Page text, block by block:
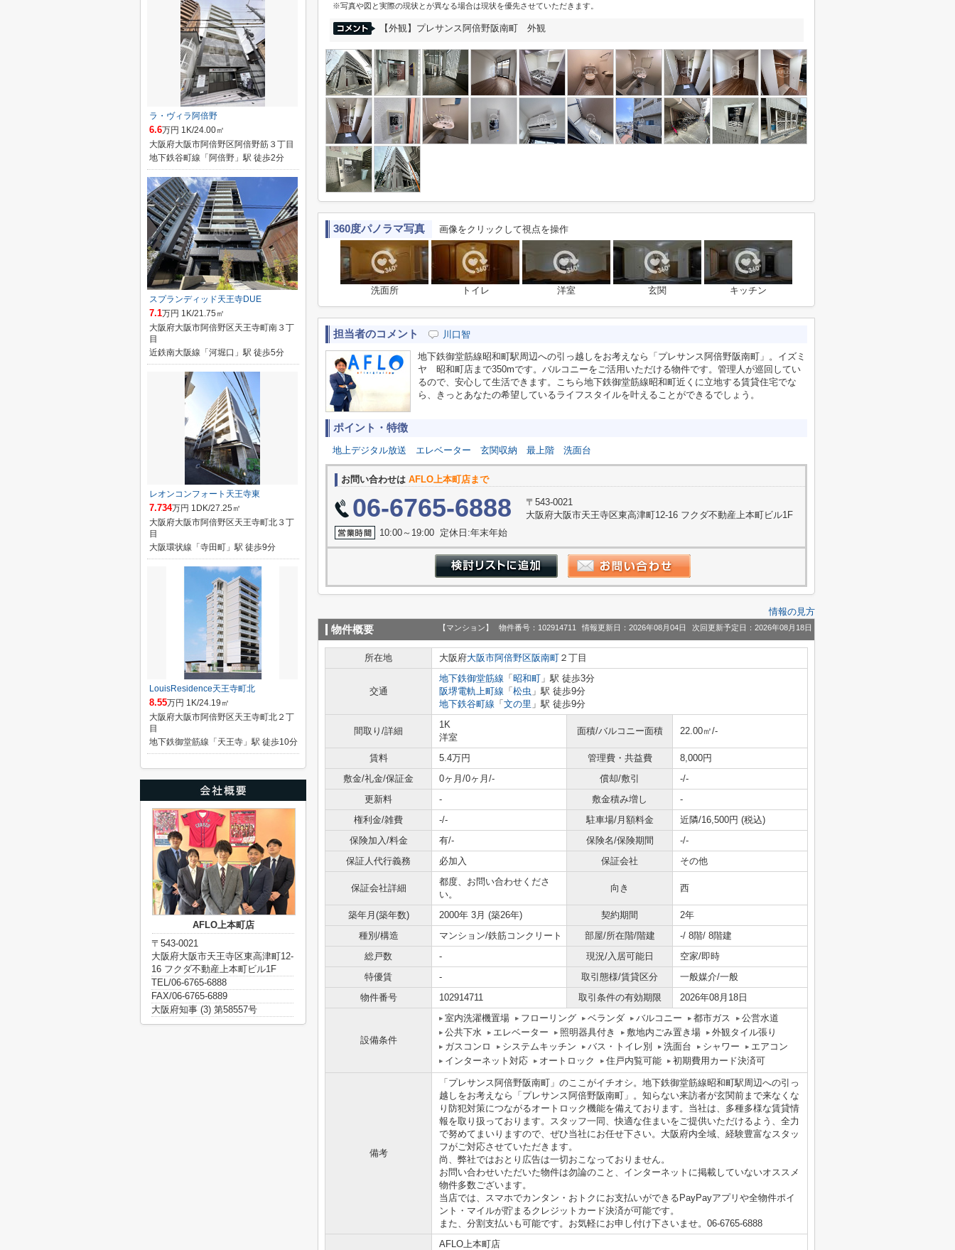
※写真や図と実際の現状とが異なる場合は現状を優先させていただきます。
【外観】プレサンス阿倍野阪南町 外観
360度パノラマ写真 画像をクリックして視点を操作
洗面所 トイレ 洋室 玄関 キッチン
担当者のコメント 川口智
地下鉄御堂筋線昭和町駅周辺への引っ越しをお考えなら「プレサンス阿倍野阪南町」。イズミ
ヤ 昭和町店まで350mです。バルコニーをご活用いただける物件です。管理人が巡回してい
るので、安心して生活できます。こちら地下鉄御堂筋線昭和町近くに立地する賃貸住宅でな
ら、きっとあなたの希望しているライフスタイルを叶えることができるでしょう。
ポイント・特徴
地上デジタル放送 エレベーター 玄関収納 最上階 洗面台
お問い合わせは AFLO上本町店まで
06-6765-6888
〒543-0021
大阪府大阪市天王寺区東高津町12-16 フクダ不動産上本町ビル1F
10:00～19:00 定休日:年末年始
情報の見方
物件概要 【マンション】 物件番号：102914711 情報更新日：2026年08月04日 次回更新予定日：2026年08月18日
所在地 大阪府大阪市阿倍野区阪南町 ２丁目
交通
地下鉄御堂筋線 「 昭和町 」駅 徒歩3分
阪堺電軌上町線 「 松虫 」駅 徒歩9分
地下鉄谷町線 「 文の里 」駅 徒歩9分
間取り/詳細
1K
洋室
面積/バルコニー面積 22.00㎡/-
賃料 5.4万円 管理費・共益費
8,000円
敷金/礼金/保証金
0ヶ月/0ヶ月/- 償却/敷引
-/-
更新料
- 敷金積み増し
-
権利金/雑費
-/- 駐車場/月額料金
近隣/16,500円 (税込)
保険加入/料金
有/- 保険名/保険期間
-/-
保証人代行義務
必加入 保証会社 その他
保証会社詳細
都度、お問い合わせくださ
い。
向き 西
築年月(築年数) 2000年 3月 (築26年) 契約期間
2年
種別/構造
マンション/鉄筋コンクリート 部屋/所在階/階建
-/ 8階/ 8階建
総戸数
- 現況/入居可能日
空家/即時
特優賃
- 取引態様/賃貸区分
一般媒介/一般
物件番号
102914711 取引条件の有効期限 2026年08月18日
設備条件
室内洗濯機置場 フローリング ベランダ バルコニー 都市ガス
公営水道
公共下水
エレベーター 照明器具付き 敷地内ごみ置き場
外観タイル張り
ガスコンロ
システムキッチン バス・トイレ別 洗面台 シャワー
エアコン
インターネット対応
オートロック 住戸内覧可能 初期費用カード決済可
備考
「プレサンス阿倍野阪南町」のここがイチオシ。地下鉄御堂筋線昭和町駅周辺への引っ
越しをお考えなら「プレサンス阿倍野阪南町」。知らない来訪者が玄関前まで来なくな
り防犯対策につながるオートロック機能を備えております。当社は、多種多様な賃貸情
報を取り扱っております。スタッフ一同、快適な住まいをご提供いただけるよう、全力
で努めてまいりますので、ぜひ当社にお任せ下さい。大阪府内全域、経験豊富なスタッ
フがご対応させていただきます。
尚、弊社ではおとり広告は一切おこなっておりません。
お問い合わせいただいた物件は勿論のこと、インターネットに掲載していないオススメ
物件多数ございます。
当店では、スマホでカンタン・おトクにお支払いができるPayPayアプリや全物件ポイ
ント・マイルが貯まるクレジットカード決済が可能です。
また、分割支払いも可能です。お気軽にお申し付け下さいませ。06‐6765-6888
AFLO上本町店
ラ・ヴィラ阿倍野
6.6万円 1K/24.00㎡
大阪府大阪市阿倍野区阿倍野筋３丁目
地下鉄谷町線「阿倍野」駅 徒歩2分
スプランディッド天王寺DUE
7.1万円 1K/21.75㎡
大阪府大阪市阿倍野区天王寺町南３丁
目
近鉄南大阪線「河堀口」駅 徒歩5分
レオンコンフォート天王寺東
7.734万円 1DK/27.25㎡
大阪府大阪市阿倍野区天王寺町北３丁
目
大阪環状線「寺田町」駅 徒歩9分
LouisResidence天王寺町北
8.55万円 1K/24.19㎡
大阪府大阪市阿倍野区天王寺町北２丁
目
地下鉄御堂筋線「天王寺」駅 徒歩10分
AFLO上本町店
〒543-0021
大阪府大阪市天王寺区東高津町12-
16 フクダ不動産上本町ビル1F
TEL/06-6765-6888
FAX/06-6765-6889
大阪府知事 (3) 第58557号